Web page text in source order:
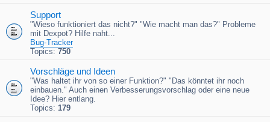
Support
"Wieso funktioniert das nicht?" "Wie macht man das?" Probleme
mit Dexpot? Hilfe naht...
Bug-Tracker
Topics: 750
Vorschläge und Ideen
"Was haltet ihr von so einer Funktion?" "Das könntet ihr noch
einbauen." Auch einen Verbesserungsvorschlag oder eine neue
Idee? Hier entlang.
Topics: 179